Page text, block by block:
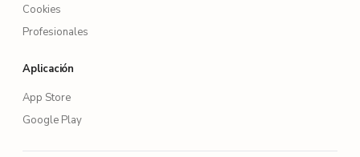
Cookies
Profesionales
Aplicación
App Store
Google Play